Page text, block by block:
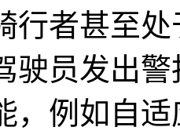
行者甚至
驶员发出
，例如自